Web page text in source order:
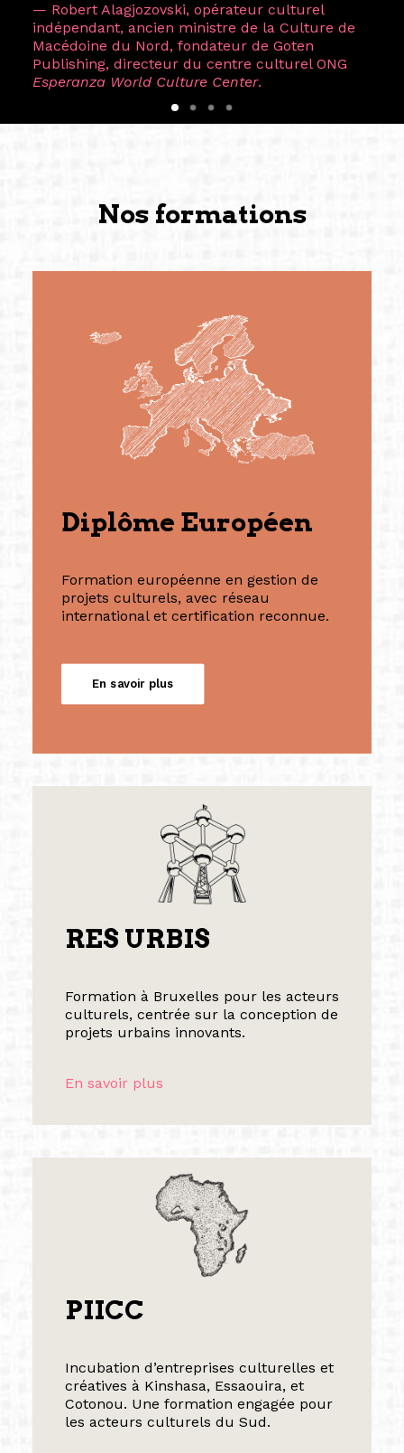
— Robert Alagjozovski, opérateur culturel
indépendant, ancien ministre de la Culture de
Macédoine du Nord, fondateur de Goten
Publishing, directeur du centre culturel ONG
Esperanza World Culture Center.
Nos formations
Diplôme Européen
Formation européenne en gestion de
projets culturels, avec réseau
international et certification reconnue.
En savoir plus
RES URBIS
Formation à Bruxelles pour les acteurs
culturels, centrée sur la conception de
projets urbains innovants.
En savoir plus
PIICC
Incubation d’entreprises culturelles et
créatives à Kinshasa, Essaouira, et
Cotonou. Une formation engagée pour
les acteurs culturels du Sud.